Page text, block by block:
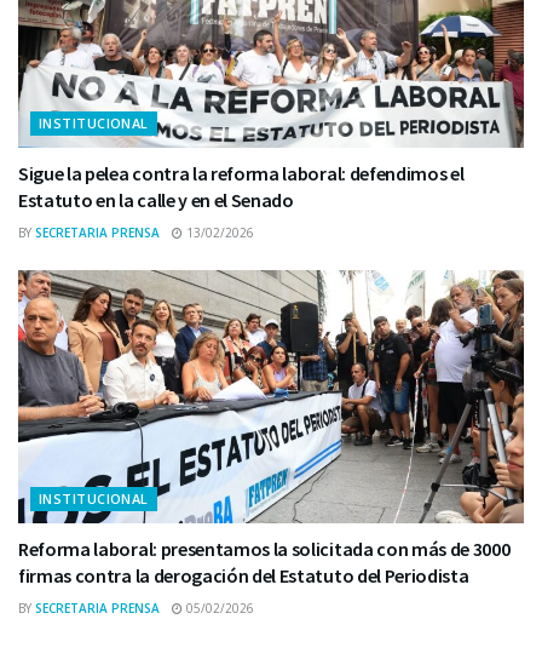
INSTITUCIONAL
Sigue la pelea contra la reforma laboral: defendimos el
Estatuto en la calle y en el Senado
BY SECRETARIA PRENSA 13/02/2026
INSTITUCIONAL
Reforma laboral: presentamos la solicitada con más de 3000
firmas contra la derogación del Estatuto del Periodista
BY SECRETARIA PRENSA 05/02/2026